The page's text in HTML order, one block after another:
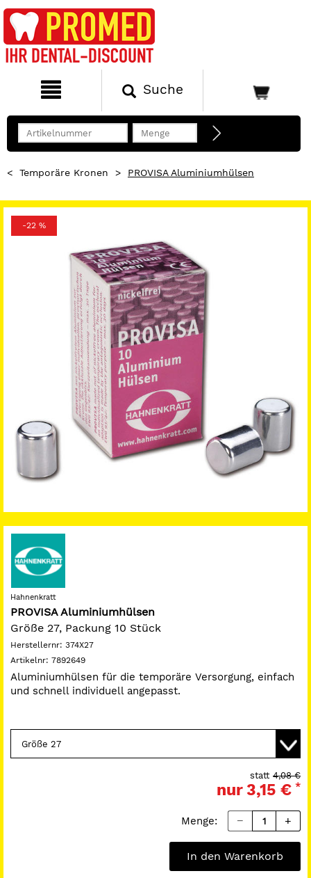
Suche
< Temporäre Kronen > PROVISA Aluminiumhülsen
-22 %
Hahnenkratt
PROVISA Aluminiumhülsen
Größe 27, Packung 10 Stück
Herstellernr: 374X27
Artikelnr: 7892649
Aluminiumhülsen für die temporäre Versorgung, einfach
und schnell individuell angepasst.
4,08 €
statt
nur 3,15 € *
Menge:
In den Warenkorb